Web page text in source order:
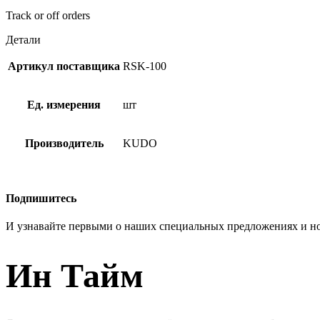
Track or off orders
Детали
Артикул поставщика RSK-100
Ед. измерения шт
Производитель KUDO
Подпишитесь
И узнавайте первыми о наших специальных предложениях и
Ин Тайм